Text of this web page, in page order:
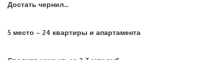
Достать чернил…
5 место – 24 квартиры и апартамента